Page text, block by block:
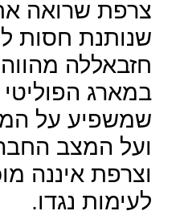
צרפת שרואה
שנותנת חסות
חזבאללה
במארג הפוליטי
שמשפיע על
ועל המצב
וצרפת איננה
לעימות נגדו.